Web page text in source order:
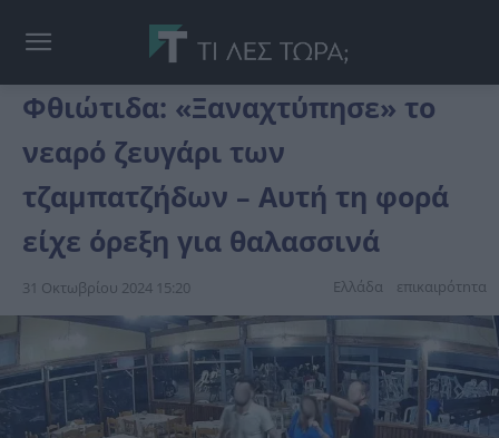
Φθιώτιδα: «Ξαναχτύπησε» το
νεαρό ζευγάρι των
τζαμπατζήδων – Αυτή τη φορά
είχε όρεξη για θαλασσινά
31 Οκτωβρίου 2024 15:20 Ελλάδα επικαιpότnτα